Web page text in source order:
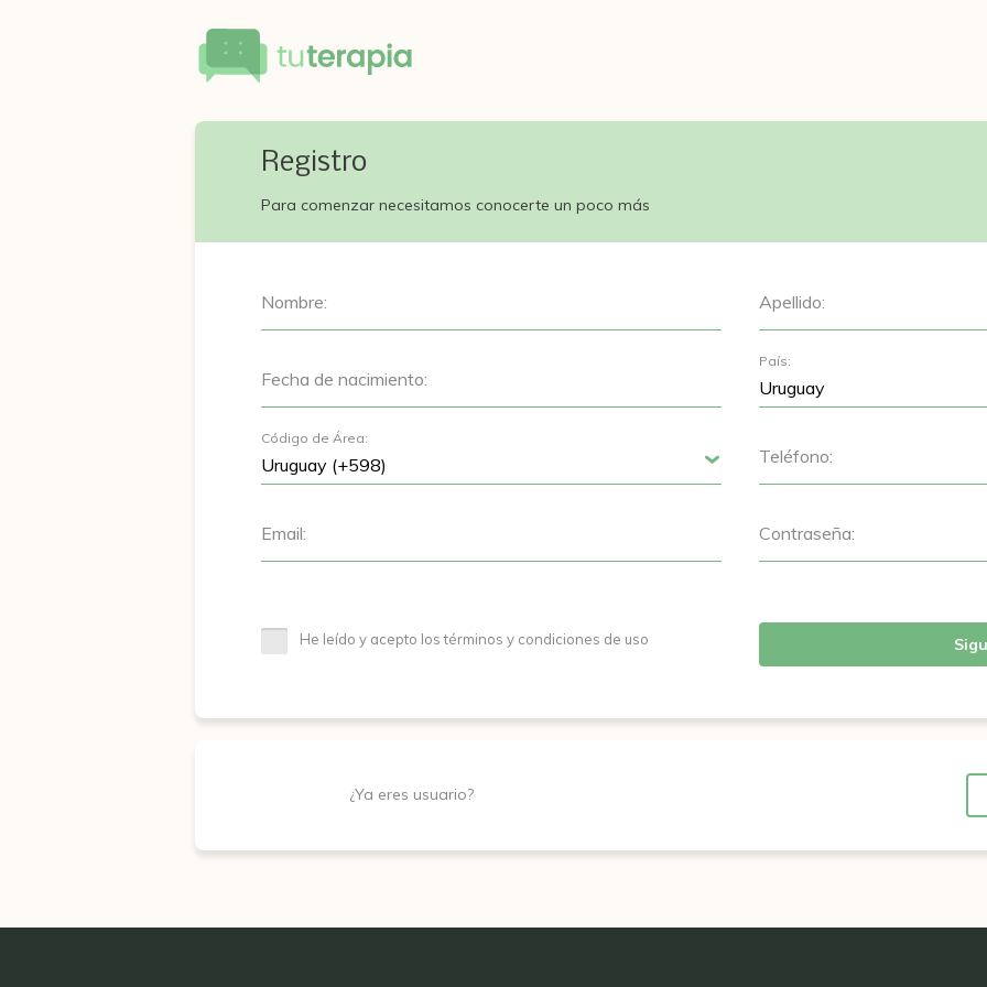
Registro
Para comenzar necesitamos conocerte un poco más
Nombre: Apellido:
Fecha de nacimiento:
País:
Código de Área:
Teléfono:
Email: Contraseña:
He leído y acepto los términos y condiciones de uso
¿Ya eres usuario?